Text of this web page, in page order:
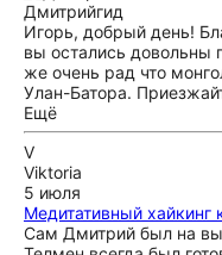
Дмитрийгид
Игорь, добрый день!
вы остались довольны
же очень рад что
Улан-Батора.
Ещё
V
Viktoria
5 июля
Медитативный
Сам Дмитрий был на